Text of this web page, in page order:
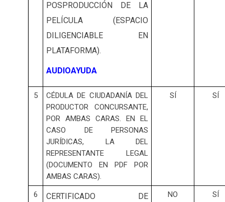
POSPRODUCCIÓN DE LA
PELÍCULA (ESPACIO
DILIGENCIABLE EN
PLATAFORMA).
AUDIOAYUDA
5
CÉDULA DE CIUDADANÍA DEL
PRODUCTOR CONCURSANTE,
POR AMBAS CARAS. EN EL
CASO DE PERSONAS
JURÍDICAS, LA DEL
REPRESENTANTE LEGAL
(DOCUMENTO EN PDF POR
AMBAS CARAS).
SÍ SÍ
6
CERTIFICADO DE
NO SÍ